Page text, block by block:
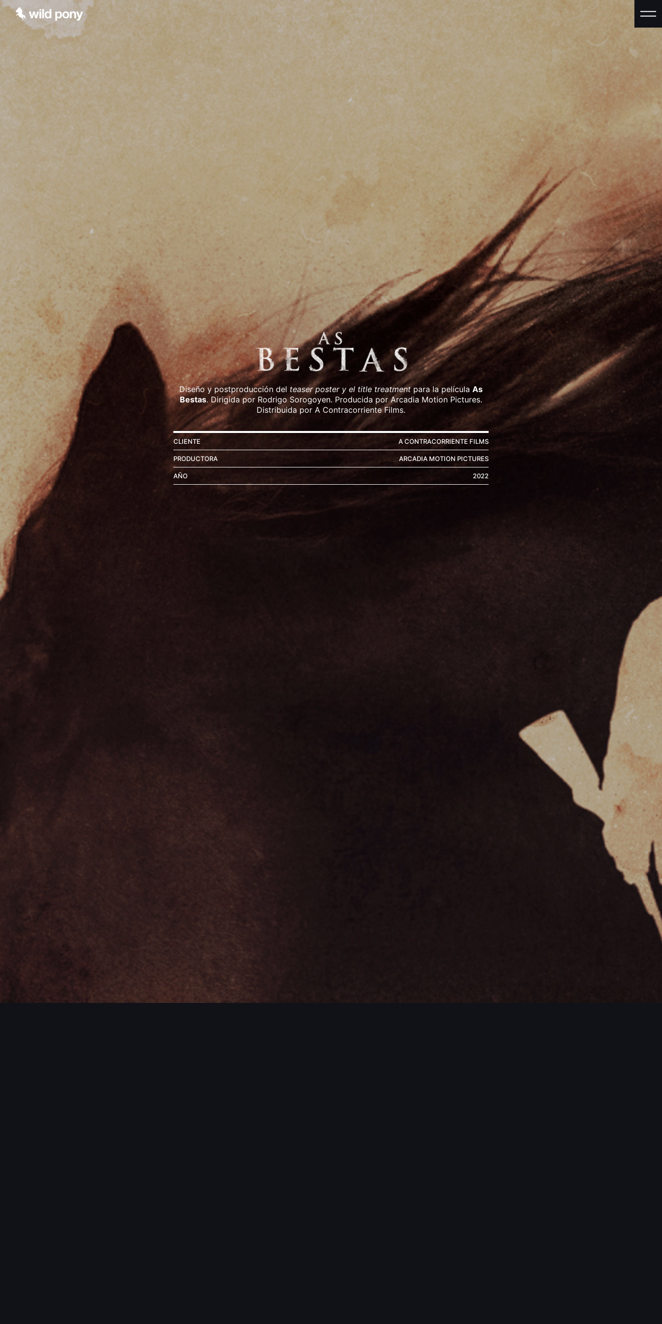
Diseño y postproducción del teaser poster y el title treatmentpara la película As
Bestas. Dirigida por Rodrigo Sorogoyen. Producida por Arcadia Motion Pictures.
Distribuida por A Contracorriente Films.
CLIENTE A CONTRACORRIENTE FILMS
PRODUCTORA ARCADIA MOTION PICTURES
AÑO 2022